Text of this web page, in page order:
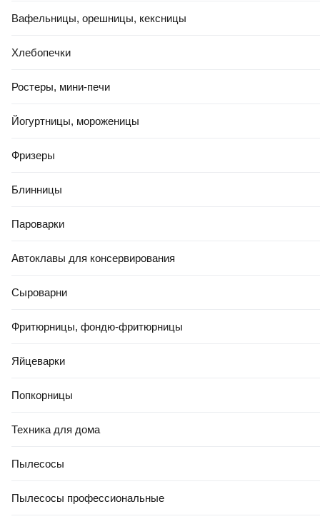
Вафельницы, орешницы, кексницы
Хлебопечки
Ростеры, мини-печи
Йогуртницы, мороженицы
Фризеры
Блинницы
Пароварки
Автоклавы для консервирования
Сыроварни
Фритюрницы, фондю-фритюрницы
Яйцеварки
Попкорницы
Техника для дома
Пылесосы
Пылесосы профессиональные